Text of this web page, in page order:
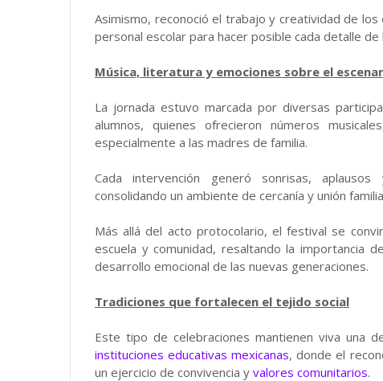
Asimismo, reconoció el trabajo y creatividad de
personal escolar para hacer posible cada detalle de
Música, literatura y emociones sobre el
La jornada estuvo marcada por diversas
alumnos, quienes ofrecieron números
especialmente a las madres de familia.
Cada intervención generó sonrisas,
consolidando un ambiente de cercanía y unión
Más allá del acto protocolario, el festival se
escuela y comunidad, resaltando la importancia
desarrollo emocional de las nuevas generaciones.
Tradiciones que fortalecen el tejido social
Este tipo de celebraciones mantienen viva una
instituciones educativas mexicanas, donde el
un ejercicio de convivencia y valores comunitarios.